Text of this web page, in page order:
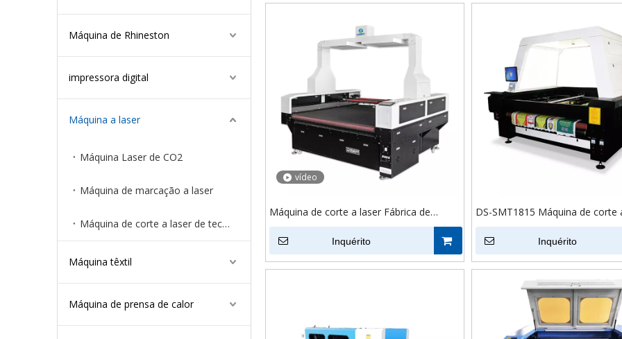
Máquina de Rhineston
impressora digital
Máquina a laser
Máquina Laser de CO2
Máquina de marcação a laser
Máquina de corte a laser de tecido
Máquina têxtil
Máquina de prensa de calor
vídeo
Máquina de corte a laser Fábrica de
tecido e cortador de pano
Inquérito
DS-SMT1815 Máquina de corte
para tecidos
Inquérito